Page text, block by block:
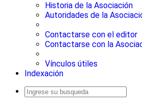
Historia de la Asociación
Autoridades de la
Contactarse con el editor
Contactarse con la
Vínculos útiles
Indexación